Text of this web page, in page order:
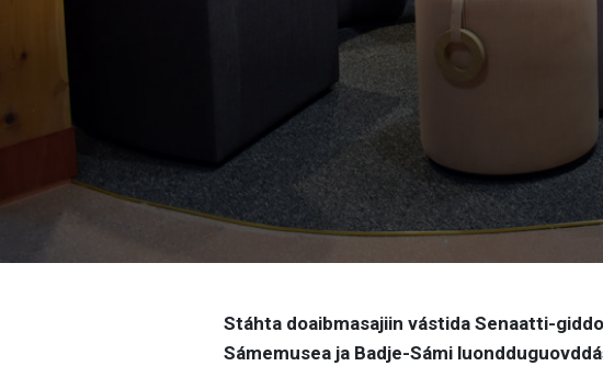
Stáhta doaibmasajiin vástida Senaatti-
Sámemusea ja Badje-Sámi